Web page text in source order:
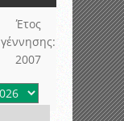
Έτος
γέννησης:
2007